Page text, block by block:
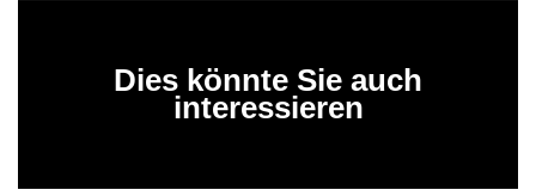
Dies könnte Sie auch
interessieren